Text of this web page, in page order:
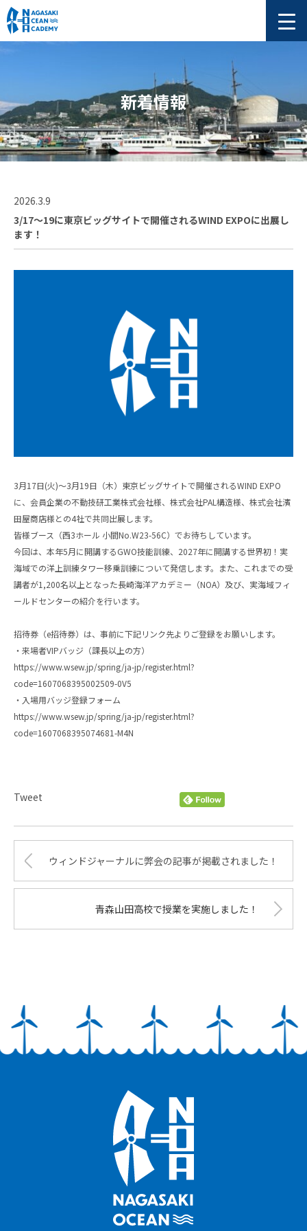
新着情報
2026.3.9
3/17～19に東京ビッグサイトで開催されるWIND EXPOに出展し
ます！
3月17日(火)～3月19日（木）東京ビッグサイトで開催されるWIND EXPO
に、会員企業の不動技研工業株式会社様、株式会社PAL構造様、株式会社濱
田屋商店様との4社で共同出展します。
皆様ブース（西3ホール 小間No.W23-56C）でお待ちしています。
今回は、本年5月に開講するGWO技能訓練、2027年に開講する世界初！実
海域での洋上訓練タワー移乗訓練について発信します。また、これまでの受
講者が1,200名以上となった長崎海洋アカデミー（NOA）及び、実海域フィ
ールドセンターの紹介を行います。
招待券（e招待券）は、事前に下記リンク先よりご登録をお願いします。
・来場者VIPバッジ（課長以上の方）
https://www.wsew.jp/spring/ja-jp/register.html?
code=1607068395002509-0V5
・入場用バッジ登録フォーム
https://www.wsew.jp/spring/ja-jp/register.html?
code=1607068395074681-M4N
Tweet
ウィンドジャーナルに弊会の記事が掲載されました！
青森山田高校で授業を実施しました！